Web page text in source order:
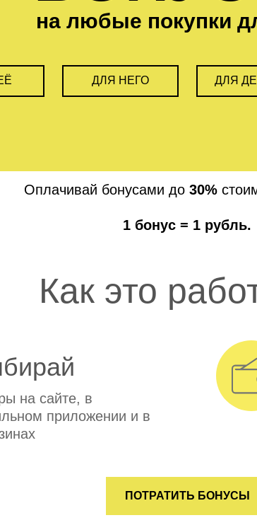
на любые покупки
ДЛЯ НЕГО ДЛЯ
Оплачивай бонусами до 30%
1 бонус = 1 рубль.
Как это
на сайте, в
приложении и в
ПОТРАТИТЬ БОНУСЫ